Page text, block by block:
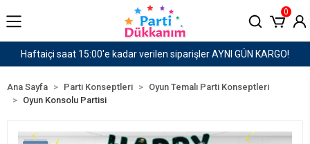
GÜN KARGO! 1500 TL ve Üzeri Kargo Ücretsiz!
0
Ana Sayfa Parti Konseptleri
Oyun Temalı Parti Konseptleri
Oyun Konsolu Partisi